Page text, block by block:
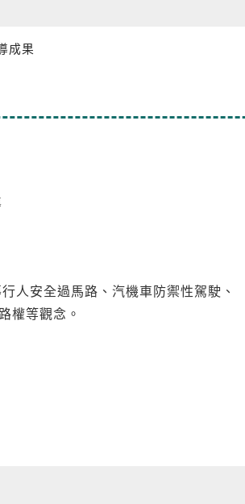
成果
人安全過馬路、汽機車防禦性駕駛、
權等觀念。